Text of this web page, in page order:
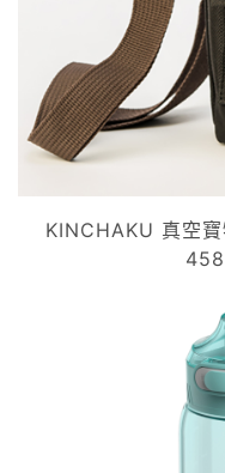
KINCHAKU 真空